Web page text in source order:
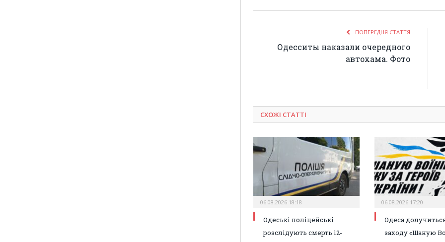
ПОПЕРЕДНЯ СТАТТЯ
Одесситы наказали очередного
автохама. Фото
СХОЖІ СТАТТІ
06.08.2026 18:18
Одеські поліцейські
розслідують смерть 12-
06.08.2026 17:20
Одеса
заходу «Шаную